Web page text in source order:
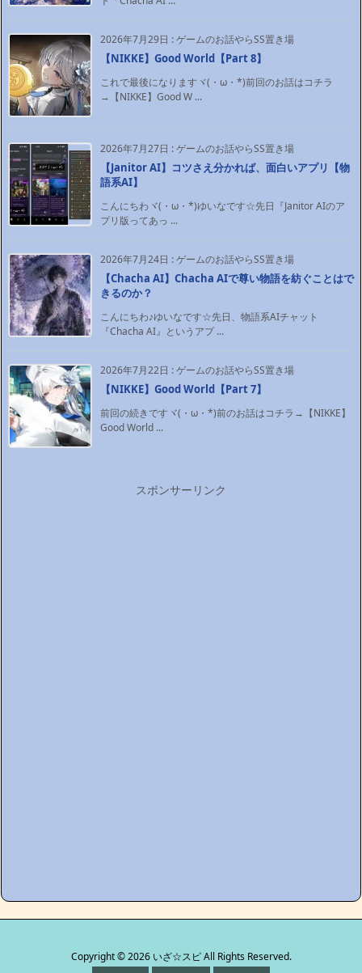
2026年7月29日 :ゲームのお話やらSS置き場
【NIKKE】Good World【Part 8】
これで最後になりますヾ(・ω・*)前回のお話はコチラ
→【NIKKE】Good W ...
2026年7月27日 :ゲームのお話やらSS置き場
【Janitor AI】コツさえ分かれば、面白いアプリ【物
語系AI】
こんにちわヾ(・ω・*)ゆいなです☆先日『Janitor AIのア
プリ版ってあっ ...
2026年7月24日 :ゲームのお話やらSS置き場
【Chacha AI】Chacha AIで尊い物語を紡ぐことはで
きるのか？
こんにちわ♪ゆいなです☆先日、物語系AIチャット
『Chacha AI』というアプ ...
2026年7月22日 :ゲームのお話やらSS置き場
【NIKKE】Good World【Part 7】
前回の続きですヾ(・ω・*)前のお話はコチラ→【NIKKE】
Good World ...
スポンサーリンク
Copyright ©2026 いざ☆スピAll Rights Reserved.